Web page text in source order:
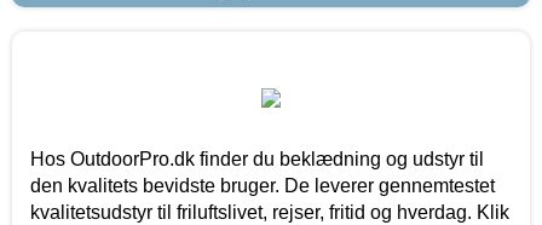
Hos OutdoorPro.dk finder du beklædning og udstyr til
den kvalitets bevidste bruger. De leverer gennemtestet
kvalitetsudstyr til friluftslivet, rejser, fritid og hverdag. Klik